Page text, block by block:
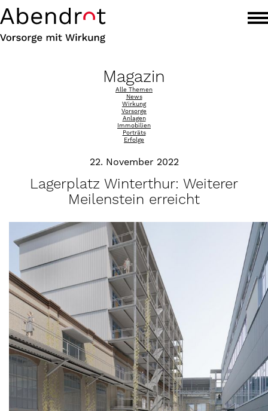
Magazin
Alle Themen
News
Wirkung
Vorsorge
Anlagen
Immobilien
Porträts
Erfolge
22. November 2022
Lagerplatz Winterthur: Weiterer
Meilenstein erreicht